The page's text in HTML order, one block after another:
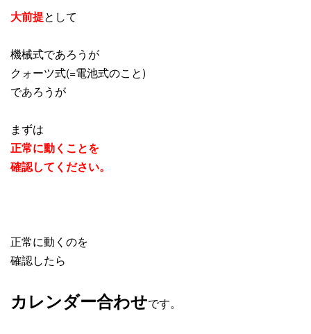
大前提として
機械式であろうが
クォーツ式(=電池式のこと)
であろうが
まずは
正常に動くことを
確認してください。
正常に動くのを
確認したら
カレンダー合わせです。